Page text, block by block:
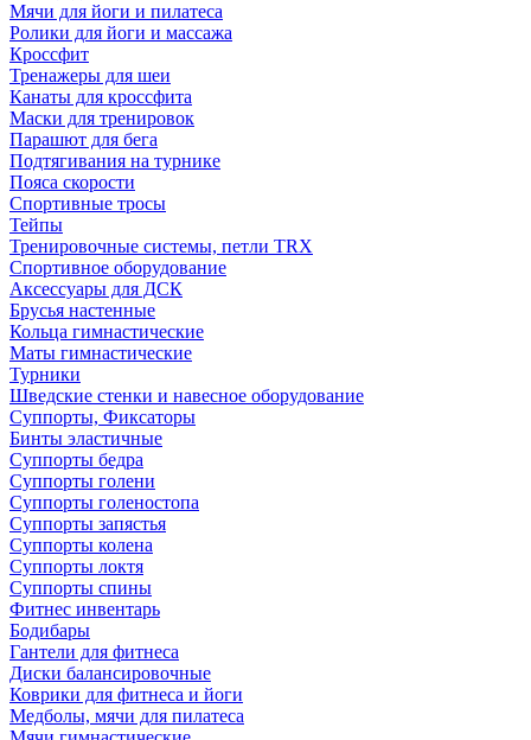
Мячи для йоги и пилатеса
Ролики для йоги и массажа
Кроссфит
Тренажеры для шеи
Канаты для кроссфита
Маски для тренировок
Парашют для бега
Подтягивания на турнике
Пояса скорости
Спортивные тросы
Тейпы
Тренировочные системы, петли TRX
Спортивное оборудование
Аксессуары для ДСК
Брусья настенные
Кольца гимнастические
Маты гимнастические
Турники
Шведские стенки и навесное оборудование
Суппорты, Фиксаторы
Бинты эластичные
Суппорты бедра
Суппорты голени
Суппорты голеностопа
Суппорты запястья
Суппорты колена
Суппорты локтя
Суппорты спины
Фитнес инвентарь
Бодибары
Гантели для фитнеса
Диски балансировочные
Коврики для фитнеса и йоги
Медболы, мячи для пилатеса